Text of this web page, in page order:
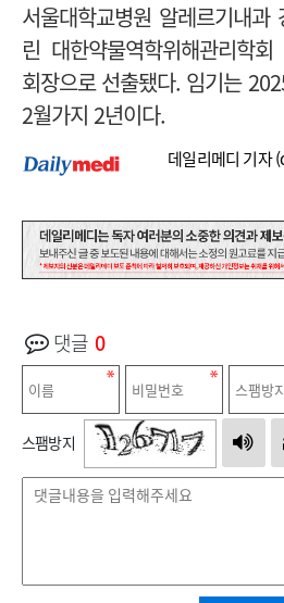
서울대학교병원 알레르기내과
린 대한약물역학위해관리학
회장으로 선출됐다. 임기는
2월가지 2년이다.
데일리메디 기자 (
댓글 0
스팸방지